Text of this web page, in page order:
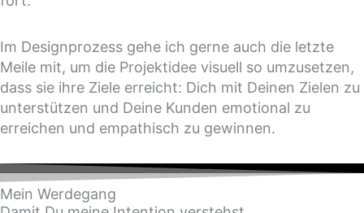
Im Designprozess gehe ich gerne auch die letzte
Meile mit, um die Projektidee visuell so umzusetzen,
dass sie ihre Ziele erreicht: Dich mit Deinen Zielen zu
unterstützen und Deine Kunden emotional zu
erreichen und empathisch zu gewinnen.
Mein Werdegang